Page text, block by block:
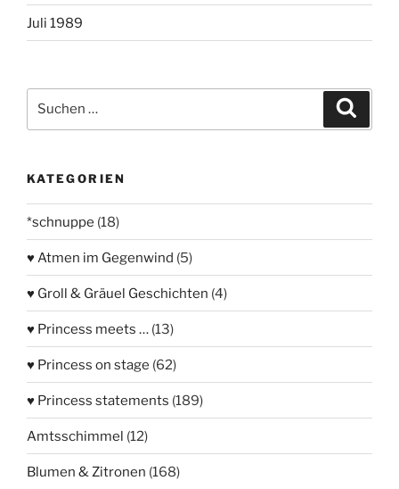
Juli 1989
nach:
KATEGORIEN
*schnuppe (18)
♥ Atmen im Gegenwind (5)
♥ Groll & Gräuel Geschichten (4)
♥ Princess meets … (13)
♥ Princess on stage (62)
♥ Princess statements (189)
Amtsschimmel (12)
Blumen & Zitronen (168)